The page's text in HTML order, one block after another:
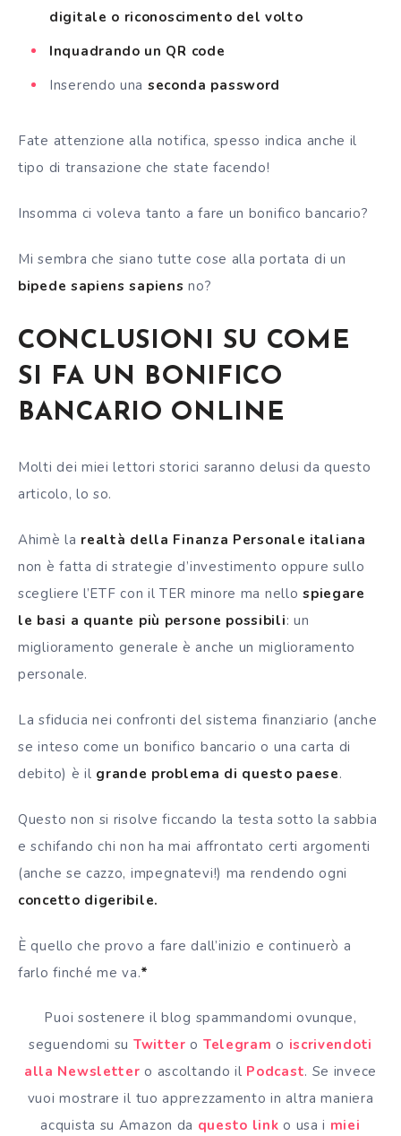
digitale o riconoscimento del volto
Inquadrando un QR code
Inserendo una seconda password
Fate attenzione alla notifica, spesso indica anche il
tipo di transazione che state facendo!
Insomma ci voleva tanto a fare un bonifico bancario?
Mi sembra che siano tutte cose alla portata di un
bipede sapiens sapiens no?
CONCLUSIONI SU COME
SI FA UN BONIFICO
BANCARIO ONLINE
Molti dei miei lettori storici saranno delusi da questo
articolo, lo so.
Ahimè la realtà della Finanza Personale italiana
non è fatta di strategie d’investimento oppure sullo
scegliere l’ETF con il TER minore ma nellospiegare
le basi a quante più persone possibili: un
miglioramento generale è anche un miglioramento
personale.
La sfiducia nei confronti del sistema finanziario (anche
se inteso come un bonifico bancario o una carta di
debito) è il grande problema di questo paese.
Questo non si risolve ficcando la testa sotto la sabbia
e schifando chi non ha mai affrontato certi argomenti
(anche se cazzo, impegnatevi!) ma rendendo ogni
concetto digeribile.
È quello che provo a fare dall’inizio e continuerò a
farlo finché me va.*
Puoi sostenere il blog spammandomi ovunque,
seguendomi su Twitter o Telegram o iscrivendoti
alla Newsletter o ascoltando il Podcast. Se invece
vuoi mostrare il tuo apprezzamento in altra maniera
acquista su Amazon da questo link o usa i miei